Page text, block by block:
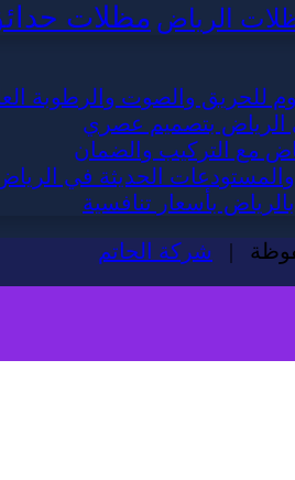
الرياض مظلات
للحريق والصوت والرطوبة
الرياض بتصميم عصري
مع التركيب والضمان
الحديثة في
بأسعار تنافسية
شركة الحاتم